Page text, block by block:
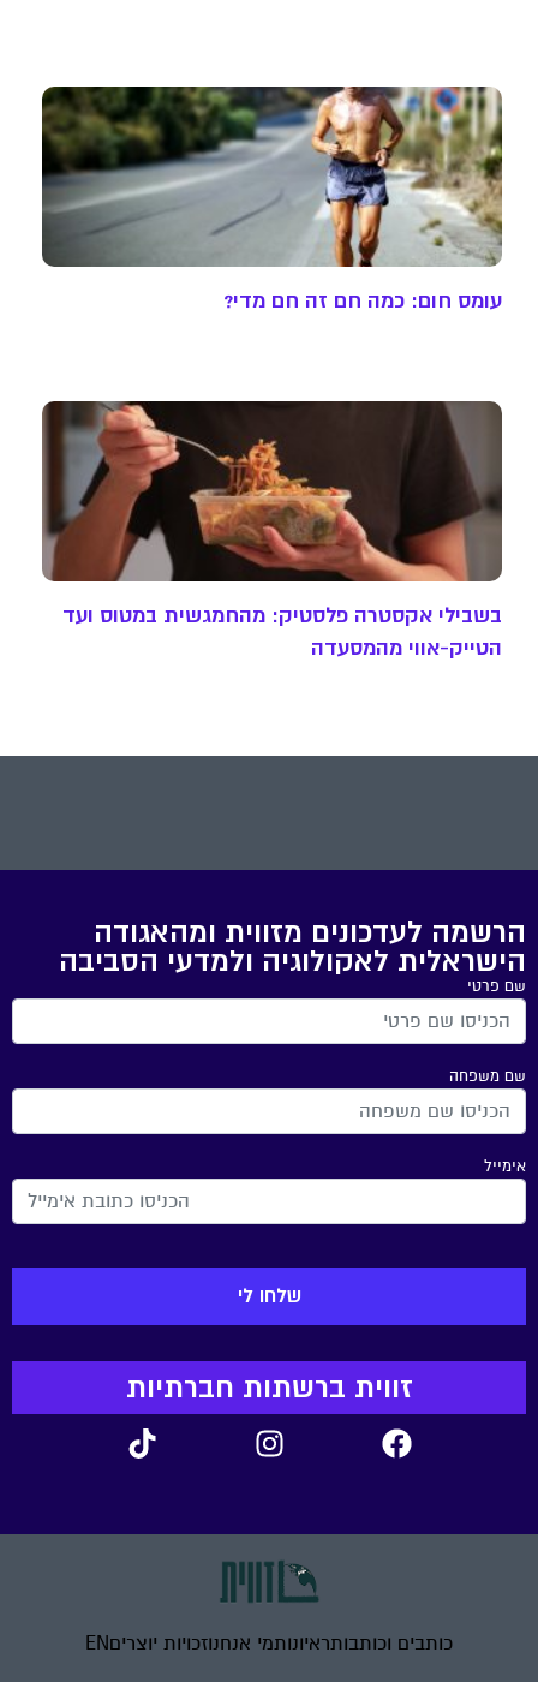
עומס חום: כמה חם זה חם מדי?
בשבילי אקסטרה פלסטיק: מהחמגשית במטוס ועד
הטייק-אווי מהמסעדה
הרשמה לעדכונים מזווית ומהאגודה
הישראלית לאקולוגיה ולמדעי הסביבה
שם פרטי
שם משפחה
אימייל
זווית ברשתות חברתיות
כותבים וכותבותראיונותמי אנחנוזכויות יוצריםEN